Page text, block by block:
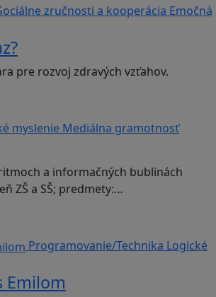
zručnosti a kooperácia Emočná
pre rozvoj zdravých vzťahov.
myslenie Mediálna gramotnosť
a informačných bublinách
ZŠ a SŠ; predmety:…
Programovanie/Technika Logické
Emilom